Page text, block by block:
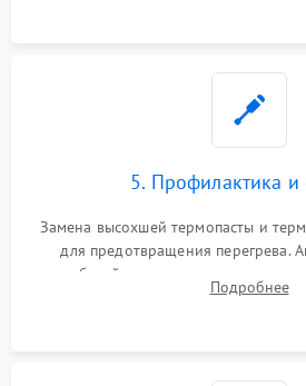
5. Профилактика и
Замена высохшей термопасты и
для предотвращения перегрева.
кабелей, подключение хрупких
надежная фиксация всехПодробнее